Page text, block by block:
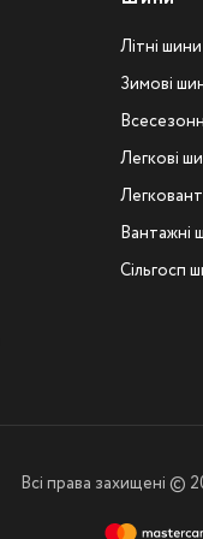
Літні шини
Зимові
Легкові
Вантажнi
Сільгосп
Всі права захищені ©